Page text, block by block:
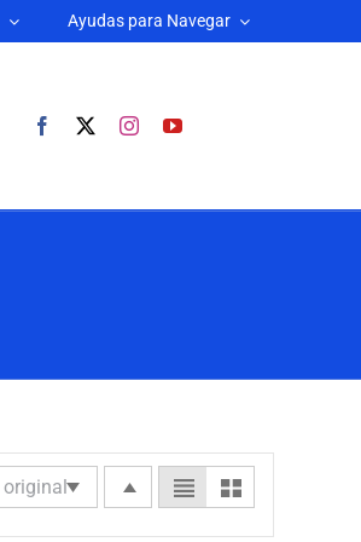
Ayudas para Navegar